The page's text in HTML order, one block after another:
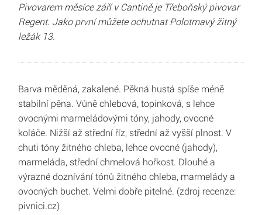
Pivovarem měsíce září v Cantině je Třeboňský pivovar
Regent. Jako první můžete ochutnat Polotmavý žitný
ležák 13.
Barva měděná, zakalené. Pěkná hustá spíše méně
stabilní pěna. Vůně chlebová, topinková, s lehce
ovocnými marmeládovými tóny, jahody, ovocné
koláče. Nižší až střední říz, střední až vyšší plnost. V
chuti tóny žitného chleba, lehce ovocné (jahody),
marmeláda, střední chmelová hořkost. Dlouhé a
výrazné doznívání tónů žitného chleba, marmelády a
ovocných buchet. Velmi dobře pitelné. (zdroj recenze:
pivnici.cz)